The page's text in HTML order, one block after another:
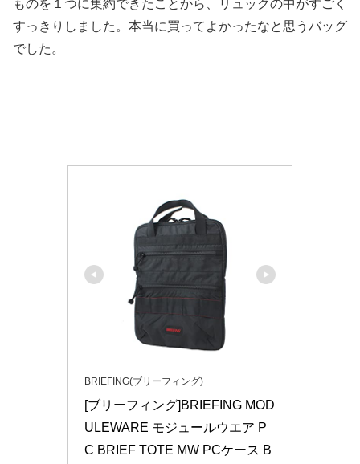
ものを１つに集約できたことから、リュックの中がすごく
すっきりしました。本当に買ってよかったなと思うバッグ
でした。
BRIEFING(ブリーフィング)
[ブリーフィング]BRIEFING MOD
ULEWARE モジュールウエア P
C BRIEF TOTE MW PCケース B